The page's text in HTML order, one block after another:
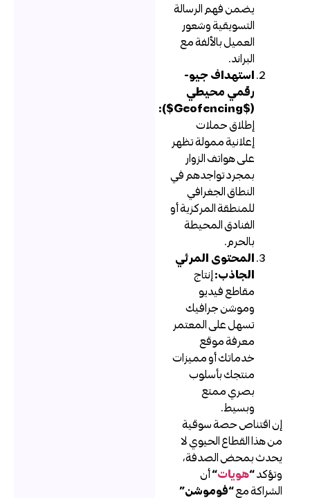
يضمن فهم الرسالة
التسويقية وشعور
العميل بالألفة مع
استهداف جيو-
رقمي محيطي
إطلاق حملات
إعلانية ممولة تظهر
على هواتف الزوار
بمجرد تواجدهم في
النطاق الجغرافي
للمنطقة المركزية أو
الفنادق المحيطة
بالحرم.
المحتوى المرئي
الجاذب:إنتاج
مقاطع فيديو
وموشن جرافيك
تسهل على المعتمر
معرفة موقع
خدماتك أو مميزات
منتجك بأسلوب
بصري ممتع
وبسيط.
إن اقتناص حصة سوقية
من هذا القطاع الحيوي لا
يحدث بمحض الصدفة،
“هويات“أن
الشراكة مع“فوموشن”